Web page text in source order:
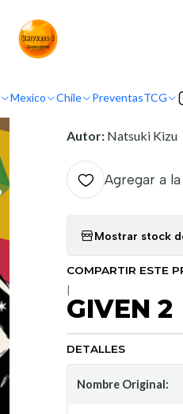
Mexico Chile PreventasTCG
Nombre original:
Autor: Natsuki Kizu
Agregar a
Mostrar stock
COMPARTIR ESTE
GIVEN 2
DETALLES
Nombre Original: